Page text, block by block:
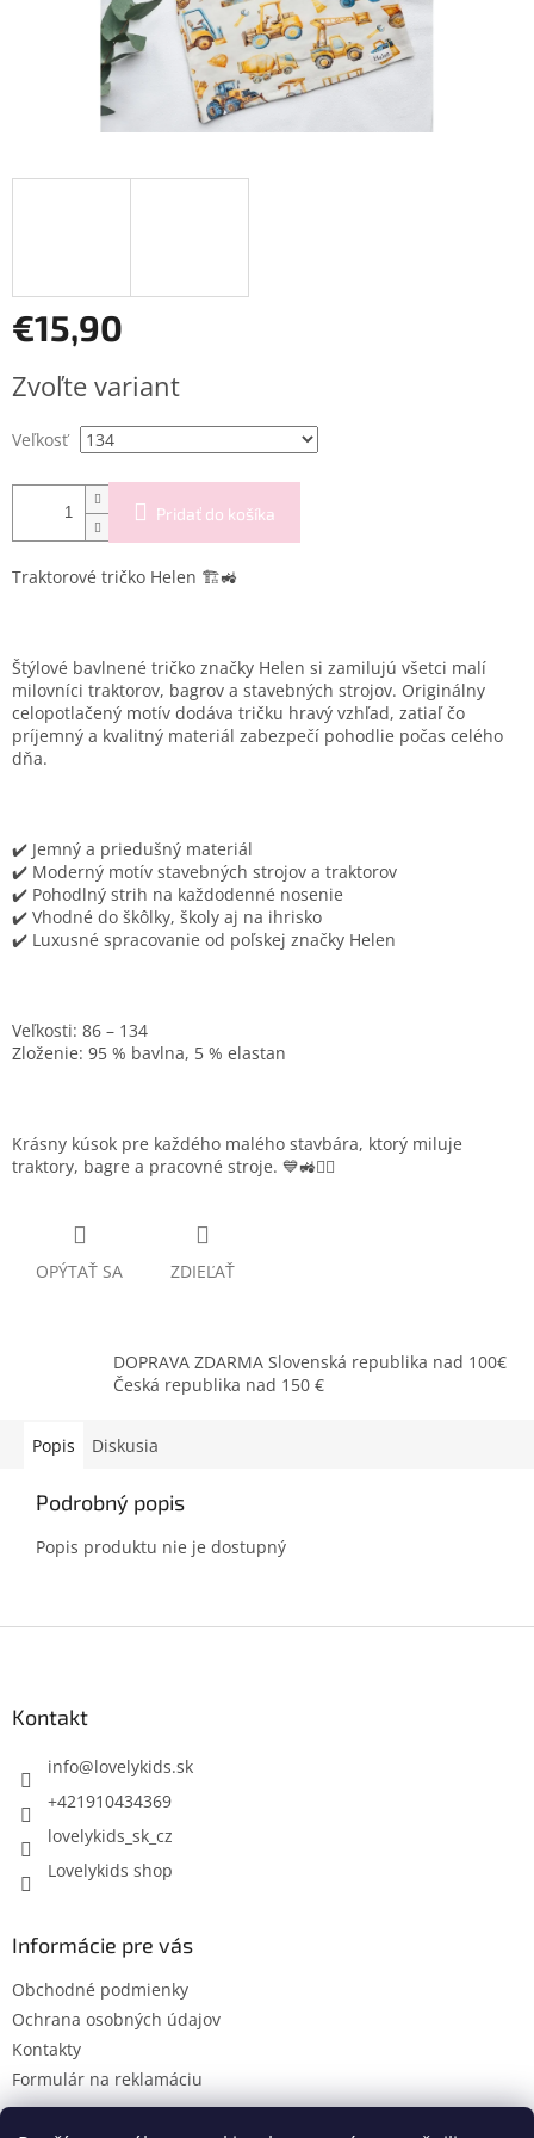
€15,90
cena:
Zvoľte variant
Veľkosť
Pridať do košíka
Traktorové tričko Helen 🏗️🚜
Štýlové bavlnené tričko značky Helen si zamilujú všetci malí
milovníci traktorov, bagrov a stavebných strojov. Originálny
celopotlačený motív dodáva tričku hravý vzhľad, zatiaľ čo
príjemný a kvalitný materiál zabezpečí pohodlie počas celého
dňa.
✔️ Jemný a priedušný materiál
✔️ Moderný motív stavebných strojov a traktorov
✔️ Pohodlný strih na každodenné nosenie
✔️ Vhodné do škôlky, školy aj na ihrisko
✔️ Luxusné spracovanie od poľskej značky Helen
Veľkosti: 86 – 134
Zloženie: 95 % bavlna, 5 % elastan
Krásny kúsok pre každého malého stavbára, ktorý miluje
traktory, bagre a pracovné stroje. 💙🚜👷‍♂️
OPÝTAŤ SA ZDIEĽAŤ
DOPRAVA ZDARMA Slovenská republika nad 100€
Česká republika nad 150 €
Popis Diskusia
Podrobný popis
Popis produktu nie je dostupný
Kontakt
info@lovelykids.sk
+421910434369
lovelykids_sk_cz
Lovelykids shop
Informácie pre vás
Obchodné podmienky
Ochrana osobných údajov
Kontakty
Formulár na reklamáciu